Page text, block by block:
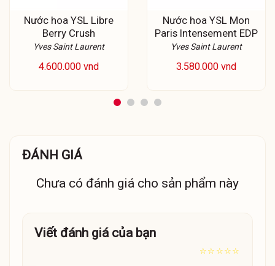
Nước hoa YSL Libre
Berry Crush
Yves Saint Laurent
4.600.000 vnd
Nước hoa YSL Mon
Paris Intensement EDP
Yves Saint Laurent
3.580.000 vnd
ĐÁNH GIÁ
Chưa có đánh giá cho sản phẩm này
Viết đánh giá của bạn
☆
☆
☆
☆
☆